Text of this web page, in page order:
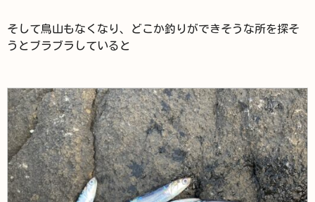
そして鳥山もなくなり、どこか釣りができそうな所を探そ
うとブラブラしていると